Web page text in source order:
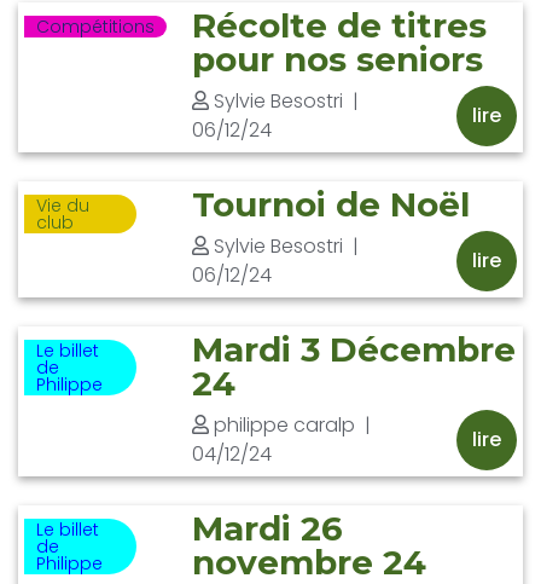
Compétitions
Récolte de titres
pour nos seniors
Sylvie Besostri |
06/12/24
lire
Vie du
club Tournoi de Noël
Sylvie Besostri |
06/12/24
lire
Le billet
de
Philippe
Mardi 3 Décembre
24
philippe caralp |
04/12/24
lire
Le billet
de
Philippe
Mardi 26
novembre 24